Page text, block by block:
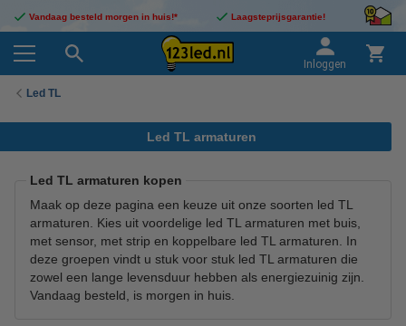
Vandaag besteld morgen in huis!* Laagsteprijsgarantie!
Inloggen
Led TL
Led TL armaturen
Led TL armaturen kopen
Maak op deze pagina een keuze uit onze soorten led TL
armaturen. Kies uit voordelige led TL armaturen met buis,
met sensor, met strip en koppelbare led TL armaturen. In
deze groepen vindt u stuk voor stuk led TL armaturen die
zowel een lange levensduur hebben als energiezuinig zijn.
Vandaag besteld, is morgen in huis.